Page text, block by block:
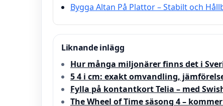
Bygga Altan På Plattor – Stabilt och
Liknande inlägg
Hur många miljonärer finns det i
5 4 i cm: exakt omvandling,
Fylla på kontantkort Telia – med
The Wheel of Time säsong 4 –